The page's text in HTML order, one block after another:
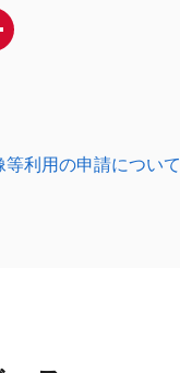
等利用の申請について